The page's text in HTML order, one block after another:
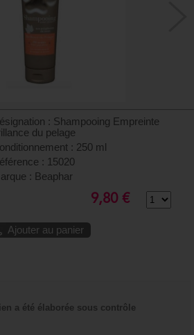
: Shampooing Empreinte
du pelage
: 250 ml
: 15020
: Beaphar
9,80 €
Ajouter au panier
a été élaborée sous contrôle